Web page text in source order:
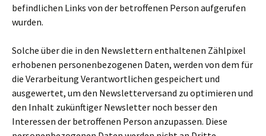
befindlichen Links von der betroffenen Person aufgerufen
wurden.
Solche über die in den Newslettern enthaltenen Zählpixel
erhobenen personenbezogenen Daten, werden von dem für
die Verarbeitung Verantwortlichen gespeichert und
ausgewertet, um den Newsletterversand zu optimieren und
den Inhalt zukünftiger Newsletter noch besser den
Interessen der betroffenen Person anzupassen. Diese